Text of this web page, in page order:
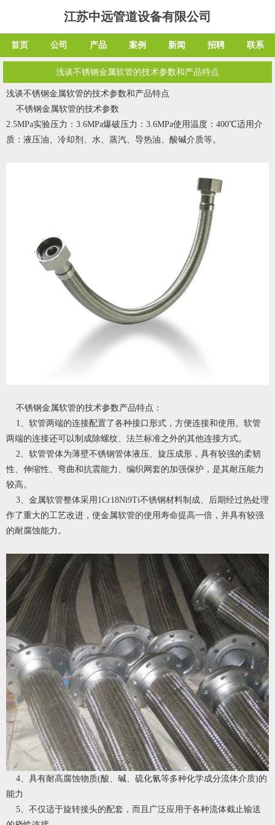
江苏中远管道设备有限公司
首页 公司 产品 案例 新闻 招聘 联系
浅谈不锈钢金属软管的技术参数和产品特点
浅谈不锈钢金属软管的技术参数和产品特点
不锈钢金属软管的技术参数
2.5MPa实验压力：3.6MPa爆破压力：3.6MPa使用温度：400℃适用介
质：液压油、冷却剂、水、蒸汽、导热油、酸碱介质等。
不锈钢金属软管的技术参数产品特点：
1、软管两端的连接配置了各种接口形式，方便连接和使用。软管
两端的连接还可以制成除螺纹、法兰标准之外的其他连接方式。
2、软管管体为薄壁不锈钢管体液压、旋压成形，具有较强的柔韧
性、伸缩性、弯曲和抗震能力、编织网套的加强保护，是其耐压能力
较高。
3、金属软管整体采用1Cr18Ni9Ti不锈钢材料制成、后期经过热处理
作了重大的工艺改进，使金属软管的使用寿命提高一倍，并具有较强
的耐腐蚀能力。
4、具有耐高腐蚀物质(酸、碱、硫化氰等多种化学成分流体介质)的
能力
5、不仅适于旋转接头的配套，而且广泛应用于各种流体截止输送